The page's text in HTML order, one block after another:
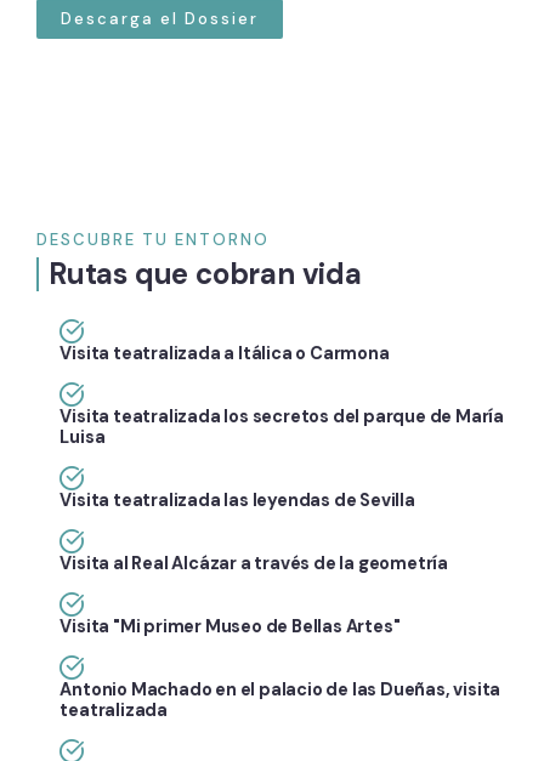
Descarga el Dossier
DESCUBRE TU ENTORNO
Rutas que cobran vida
Visita teatralizada a Itálica o Carmona
Visita teatralizada los secretos del parque de María
Luisa
Visita teatralizada las leyendas de Sevilla
Visita al Real Alcázar a través de la geometría
Visita "Mi primer Museo de Bellas Artes"
Antonio Machado en el palacio de las Dueñas, visita
teatralizada